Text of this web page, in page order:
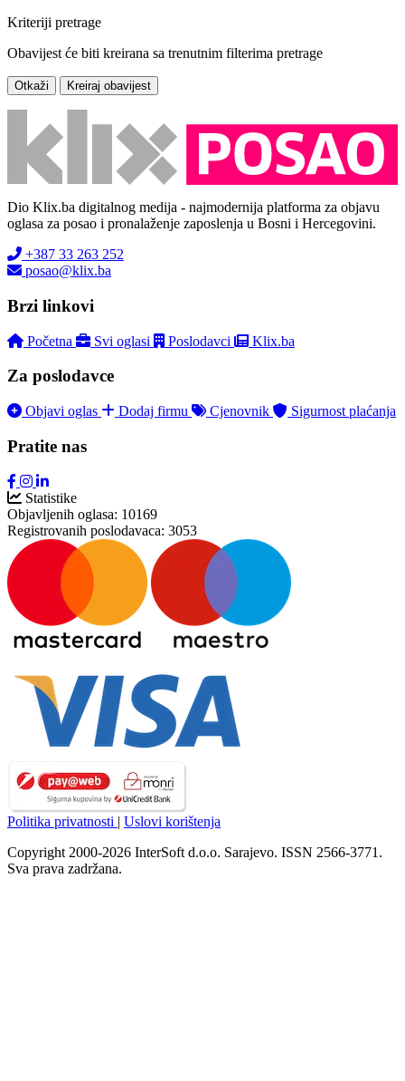
Kriteriji pretrage
Obavijest će biti kreirana sa trenutnim filterima pretrage
Otkaži Kreiraj obavijest
Dio Klix.ba digitalnog medija - najmodernija platforma za objavu
oglasa za posao i pronalaženje zaposlenja u Bosni i Hercegovini.
+387 33 263 252
posao@klix.ba
Brzi linkovi
Početna Svi oglasi Poslodavci Klix.ba
Za poslodavce
Objavi oglas Dodaj firmu Cjenovnik Sigurnost plaćanja
Pratite nas
Statistike
Objavljenih oglasa: 10169
Registrovanih poslodavaca: 3053
Politika privatnosti | Uslovi korištenja
Copyright 2000-2026 InterSoft d.o.o. Sarajevo. ISSN 2566-3771.
Sva prava zadržana.